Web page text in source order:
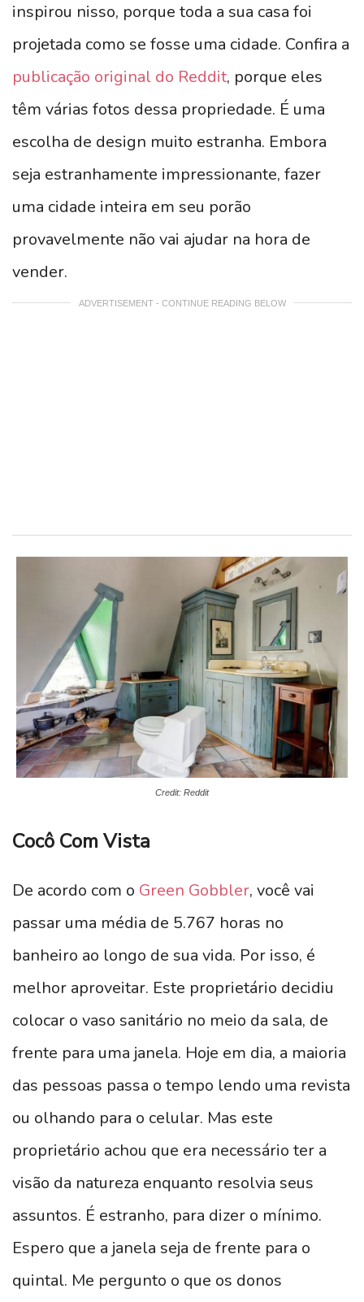
inspirou nisso, porque toda a sua casa foi
projetada como se fosse uma cidade. Confira a
publicação original do Reddit, porque eles
têm várias fotos dessa propriedade. É uma
escolha de design muito estranha. Embora
seja estranhamente impressionante, fazer
uma cidade inteira em seu porão
provavelmente não vai ajudar na hora de
vender.
ADVERTISEMENT - CONTINUE READING BELOW
Credit: Reddit
Cocô Com Vista
De acordo com o Green Gobbler, você vai
passar uma média de 5.767 horas no
banheiro ao longo de sua vida. Por isso, é
melhor aproveitar. Este proprietário decidiu
colocar o vaso sanitário no meio da sala, de
frente para uma janela. Hoje em dia, a maioria
das pessoas passa o tempo lendo uma revista
ou olhando para o celular. Mas este
proprietário achou que era necessário ter a
visão da natureza enquanto resolvia seus
assuntos. É estranho, para dizer o mínimo.
Espero que a janela seja de frente para o
quintal. Me pergunto o que os donos